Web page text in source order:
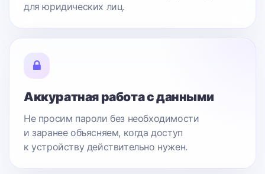
для юридических лиц.
Аккуратная работа с данными
Не просим пароли без необходимости
и заранее объясняем, когда доступ
к устройству действительно нужен.